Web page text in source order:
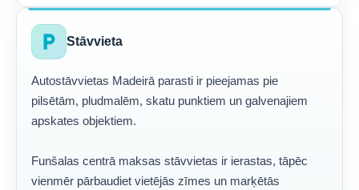
local_parking Stāvvieta
Autostāvvietas Madeirā parasti ir pieejamas pie
pilsētām, pludmalēm, skatu punktiem un galvenajiem
apskates objektiem.
Funšalas centrā maksas stāvvietas ir ierastas, tāpēc
vienmēr pārbaudiet vietējās zīmes un marķētās